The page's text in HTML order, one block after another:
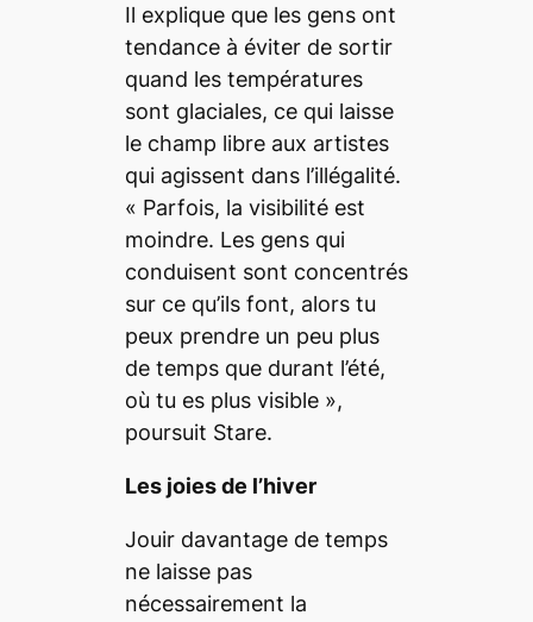
Il explique que les gens ont
tendance à éviter de sortir
quand les températures
sont glaciales, ce qui laisse
le champ libre aux artistes
qui agissent dans l’illégalité.
« Parfois, la visibilité est
moindre. Les gens qui
conduisent sont concentrés
sur ce qu’ils font, alors tu
peux prendre un peu plus
de temps que durant l’été,
où tu es plus visible»,
poursuit Stare.
Les joies de l’hiver
Jouir davantage de temps
ne laisse pas
nécessairement la